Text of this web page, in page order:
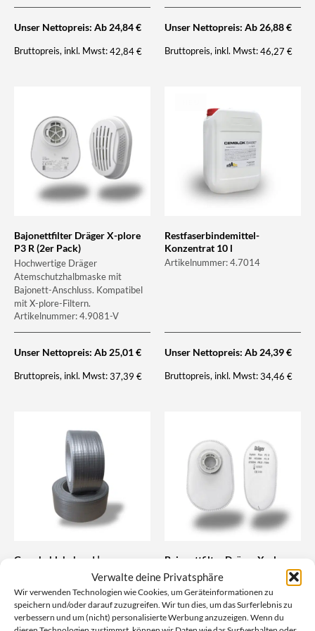
Verwalte deine Privatsphäre
Wir verwenden Technologien wie Cookies, um Geräteinformationen zu
speichern und/oder darauf zuzugreifen. Wir tun dies, um das Surferlebnis zu
verbessern und um (nicht) personalisierte Werbung anzuzeigen. Wenn du
Unser Nettopreis: Ab 24,84€
Bruttopreis, inkl. Mwst:42,84€
Unser Nettopreis: Ab 26,88€
Bruttopreis, inkl. Mwst:46,27€
Bajonettfilter Dräger X-plore
P3 R (2er Pack)
Hochwertige Dräger
Atemschutzhalbmaske mit
Bajonett-Anschluss. Kompatibel
mit X-plore-Filtern.
Artikelnummer: 4.9081-V
Unser Nettopreis: Ab 25,01€
Bruttopreis, inkl. Mwst:37,39€
Restfaserbindemittel-
Konzentrat 10 l
Artikelnummer: 4.7014
Unser Nettopreis: Ab 24,39€
Bruttopreis, inkl. Mwst:34,46€
Gewebeklebeband |
(5cm breit)
Artikelnummer: 4.7020
Bajonettfilter Dräger X-plore
Pure P3 R (2er Pack)
Hochwertige Dräger
Atemschutzhalbmaske mit
Bajonett-Anschluss. Komfortabel,
sicher & passgenau. Kompatibel